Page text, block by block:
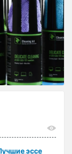
эссе